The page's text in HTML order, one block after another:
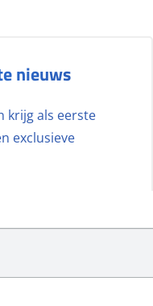
nieuws
krijg als eerste
exclusieve